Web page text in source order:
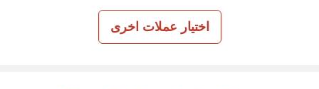
اختيار عملات اخرى